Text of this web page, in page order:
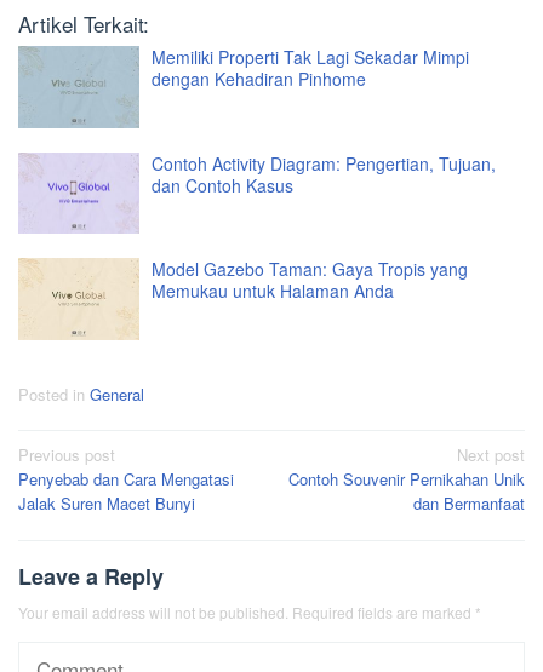
Artikel Terkait:
Memiliki Properti Tak Lagi Sekadar Mimpi
dengan Kehadiran Pinhome
Contoh Activity Diagram: Pengertian, Tujuan,
dan Contoh Kasus
Model Gazebo Taman: Gaya Tropis yang
Memukau untuk Halaman Anda
Posted in General
Post
navigation
Previous post
Penyebab dan Cara Mengatasi
Jalak Suren Macet Bunyi
Next post
Contoh Souvenir Pernikahan Unik
dan Bermanfaat
Leave a Reply
Your email address will not be published. Required fields are marked *